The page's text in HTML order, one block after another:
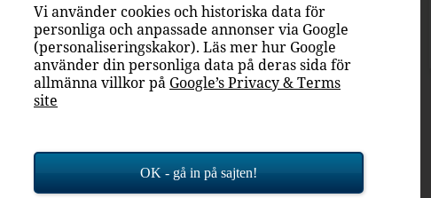
perfekt balans
Vi använder cookies och historiska data för
personliga och anpassade annonser via Google
(personaliseringskakor). Läs mer hur Google
använder din personliga data på deras sida för
allmänna villkor på Google’s Privacy & Terms
site
OK - gå in på sajten!